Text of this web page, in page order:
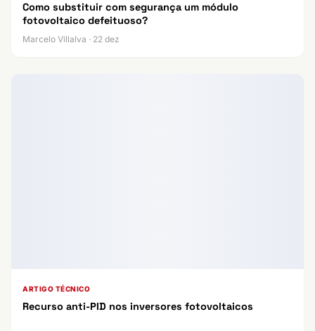
Como substituir com segurança um módulo
fotovoltaico defeituoso?
Marcelo Villalva · 22 dez
ARTIGO TÉCNICO
Recurso anti-PID nos inversores fotovoltaicos